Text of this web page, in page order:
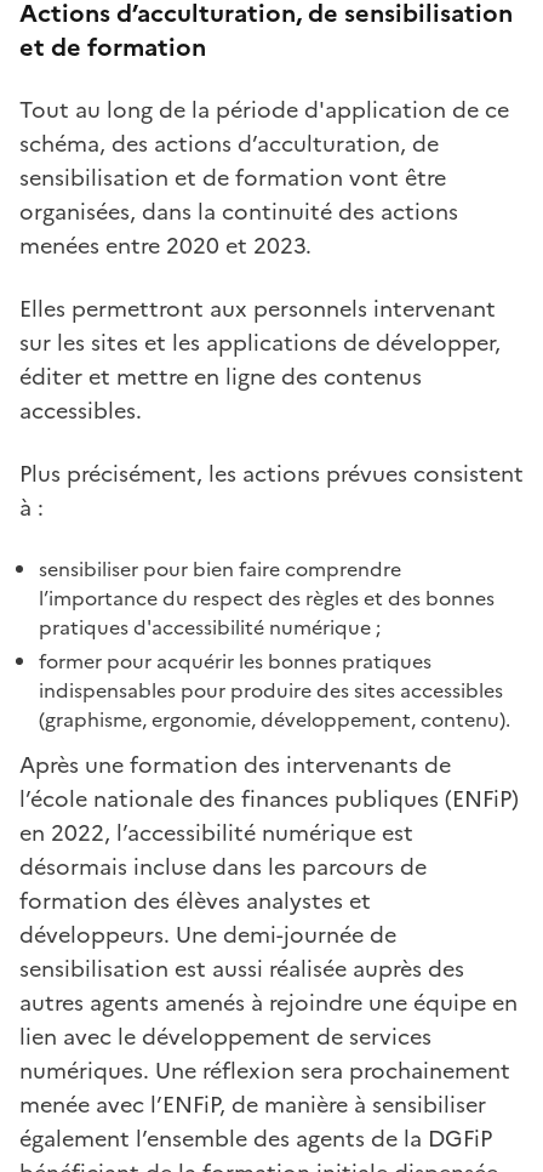
Actions d’acculturation, de sensibilisation
et de formation
Tout au long de la période d'application de ce
schéma, des actions d’acculturation, de
sensibilisation et de formation vont être
organisées, dans la continuité des actions
menées entre 2020 et 2023.
Elles permettront aux personnels intervenant
sur les sites et les applications de développer,
éditer et mettre en ligne des contenus
accessibles.
Plus précisément, les actions prévues consistent
à :
sensibiliser pour bien faire comprendre
l’importance du respect des règles et des bonnes
pratiques d'accessibilité numérique ;
former pour acquérir les bonnes pratiques
indispensables pour produire des sites accessibles
(graphisme, ergonomie, développement, contenu).
Après une formation des intervenants de
l’école nationale des finances publiques (ENFiP)
en 2022, l’accessibilité numérique est
désormais incluse dans les parcours de
formation des élèves analystes et
développeurs. Une demi-journée de
sensibilisation est aussi réalisée auprès des
autres agents amenés à rejoindre une équipe en
lien avec le développement de services
numériques. Une réflexion sera prochainement
menée avec l’ENFiP, de manière à sensibiliser
également l’ensemble des agents de la DGFiP